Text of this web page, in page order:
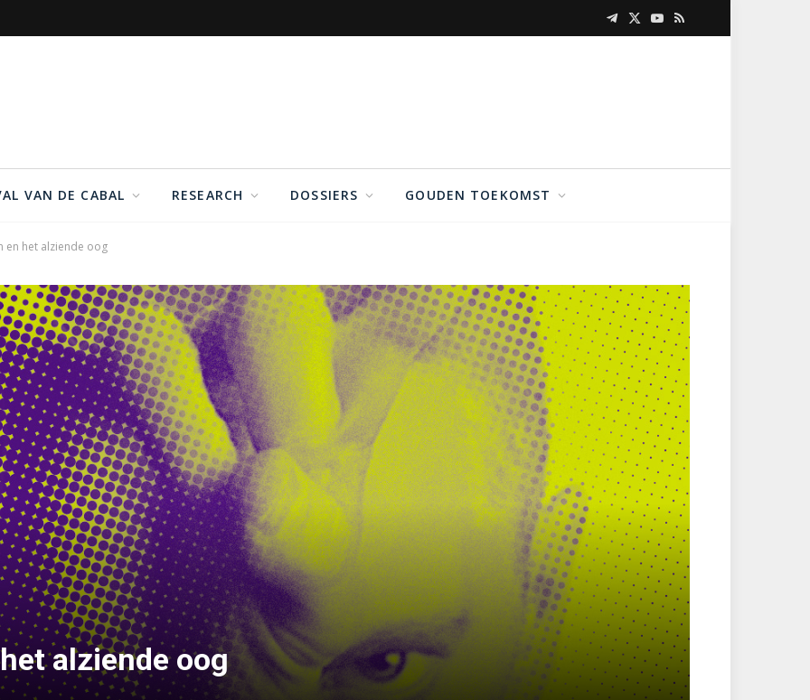
Telegram
X
YouTube
RSS
VAN DE CABAL RESEARCH DOSSIERS GOUDEN TOEKOMST
en het alziende oog
alziende oog